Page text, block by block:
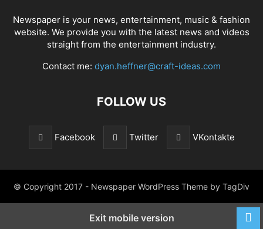
Newspaper is your news, entertainment, music & fashion
website. We provide you with the latest news and videos
straight from the entertainment industry.
Contact me: dyan.heffner@craft-ideas.com
FOLLOW US
Facebook Twitter VKontakte
© Copyright 2017 - Newspaper WordPress Theme by TagDiv
Exit mobile version